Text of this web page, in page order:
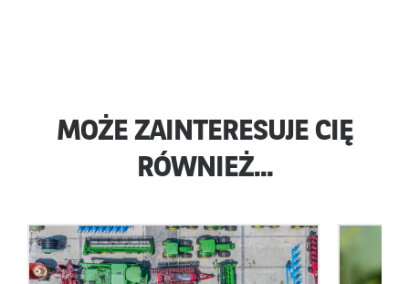
MOŻE ZAINTERESUJE CIĘ
RÓWNIEŻ...